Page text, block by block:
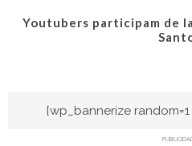
Youtubers participam de
[wp_bannerize random=1